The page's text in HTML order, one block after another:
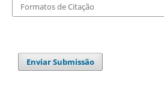
Formatos de Citação
Enviar Submissão